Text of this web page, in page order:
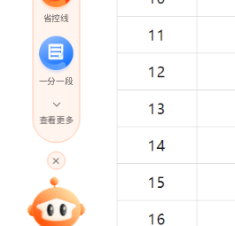
省控线
一分一段
高考直播
专家指导课
查看更多